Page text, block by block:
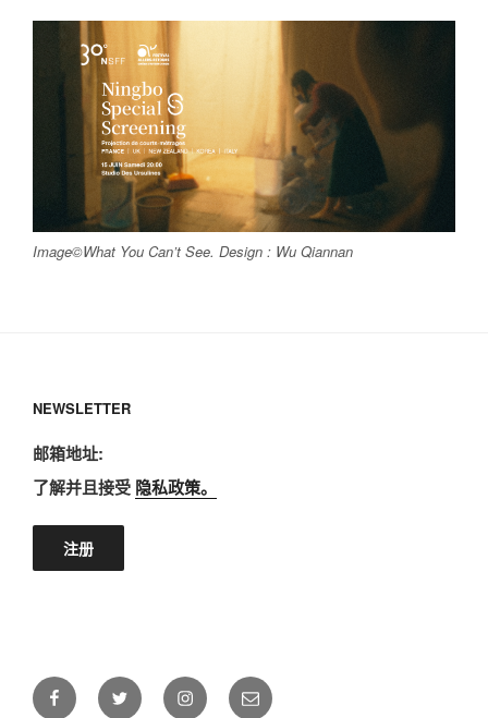
Image©What You Can’t See. Design : Wu Qiannan
NEWSLETTER
邮箱地址:
了解并且接受 隐私政策。
FacebookTwitter InstagramE-